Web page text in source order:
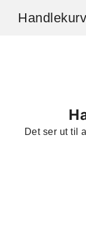
Handlekurv
Det ser ut til